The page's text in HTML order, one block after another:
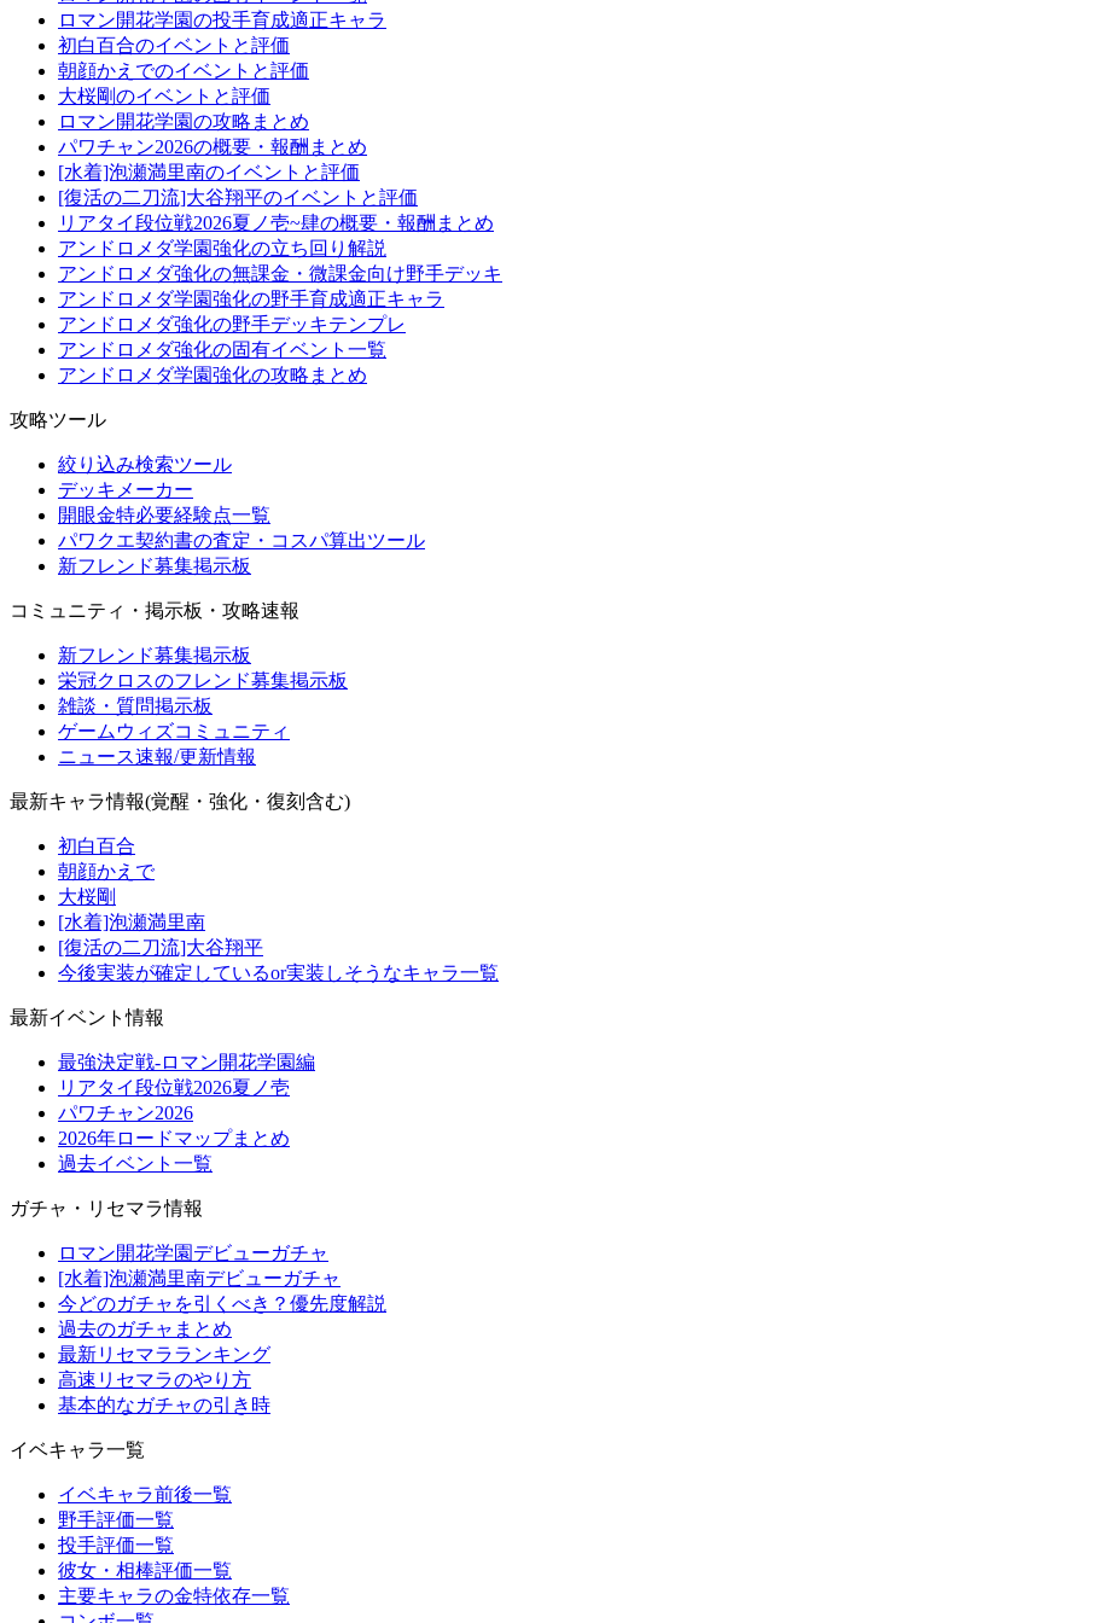
ロマン開花学園の投手育成適正キャラ
初白百合のイベントと評価
朝顔かえでのイベントと評価
大桜剛のイベントと評価
ロマン開花学園の攻略まとめ
パワチャン2026の概要・報酬まとめ
[水着]泡瀬満里南のイベントと評価
[復活の二刀流]大谷翔平のイベントと評価
リアタイ段位戦2026夏ノ壱~肆の概要・報酬まとめ
アンドロメダ学園強化の立ち回り解説
アンドロメダ強化の無課金・微課金向け野手デッキ
アンドロメダ学園強化の野手育成適正キャラ
アンドロメダ強化の野手デッキテンプレ
アンドロメダ強化の固有イベント一覧
アンドロメダ学園強化の攻略まとめ
攻略ツール
絞り込み検索ツール
デッキメーカー
開眼金特必要経験点一覧
パワクエ契約書の査定・コスパ算出ツール
新フレンド募集掲示板
コミュニティ・掲示板・攻略速報
新フレンド募集掲示板
栄冠クロスのフレンド募集掲示板
雑談・質問掲示板
ゲームウィズコミュニティ
ニュース速報/更新情報
最新キャラ情報(覚醒・強化・復刻含む)
初白百合
朝顔かえで
大桜剛
[水着]泡瀬満里南
[復活の二刀流]大谷翔平
今後実装が確定しているor実装しそうなキャラ一覧
最新イベント情報
最強決定戦-ロマン開花学園編
リアタイ段位戦2026夏ノ壱
パワチャン2026
2026年ロードマップまとめ
過去イベント一覧
ガチャ・リセマラ情報
ロマン開花学園デビューガチャ
[水着]泡瀬満里南デビューガチャ
今どのガチャを引くべき？優先度解説
過去のガチャまとめ
最新リセマラランキング
高速リセマラのやり方
基本的なガチャの引き時
イベキャラ一覧
イベキャラ前後一覧
野手評価一覧
投手評価一覧
彼女・相棒評価一覧
主要キャラの金特依存一覧